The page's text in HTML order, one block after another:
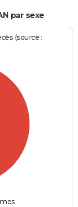
par sexe
(source :